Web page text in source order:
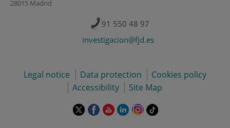
28015 Madrid
91 550 48 97
investigacion@fjd.es
Legal notice Data protection
Cookies policy
Accessibility
Site Map
This This This This This Link